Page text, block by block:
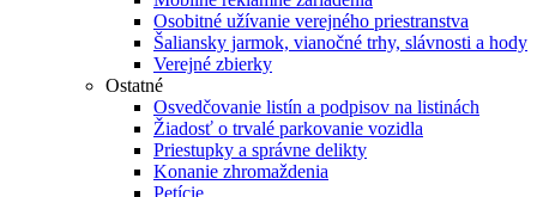
Osobitné užívanie verejného priestranstva
Šaliansky jarmok, vianočné trhy, slávnosti a hody
Verejné zbierky
Ostatné
Osvedčovanie listín a podpisov na listinách
Žiadosť o trvalé parkovanie vozidla
Priestupky a správne delikty
Konanie zhromaždenia
Petície